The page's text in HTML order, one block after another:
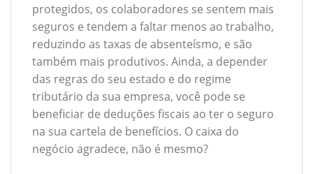
protegidos, os colaboradores se sentem mais
seguros e tendem a faltar menos ao trabalho,
reduzindo as taxas de absenteísmo, e são
também mais produtivos. Ainda, a depender
das regras do seu estado e do regime
tributário da sua empresa, você pode se
beneficiar de deduções fiscais ao ter o seguro
na sua cartela de benefícios. O caixa do
negócio agradece, não é mesmo?